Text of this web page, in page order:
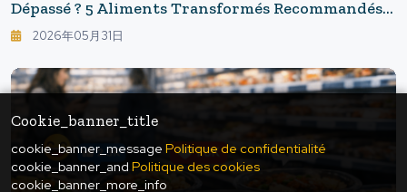
Cookie_banner_title
cookie_banner_message Politique de confidentialité
cookie_banner_and Politique des cookies
cookie_banner_more_info
Dépassé ? 5 Aliments Transformés Recommandés
Par Un Diététicien À Consommer Sans Crainte
2026年05月31日